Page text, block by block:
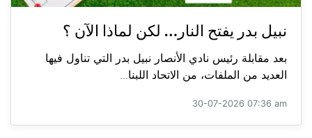
نبيل بدر يفتح النار… لكن لماذا الآن ؟
بعد مقابلة رئيس نادي الأنصار نبيل بدر التي تناول فيها
العديد من الملفات، من الاتحاد اللبنا...
30-07-2026 07:36 am